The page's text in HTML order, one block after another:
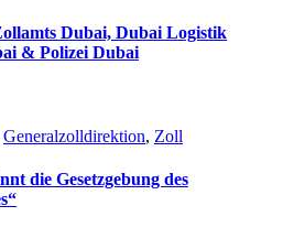
Dubai, Dubai Logistik
& Polizei Dubai
Generalzolldirektion, Zoll
die Gesetzgebung des